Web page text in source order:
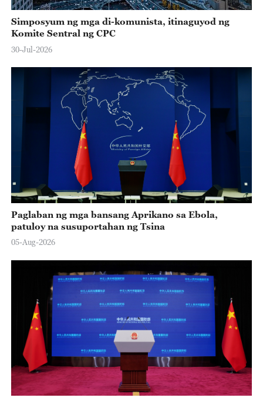
Simposyum ng mga di-komunista, itinaguyod ng
Komite Sentral ng CPC
30-Jul-2026
Paglaban ng mga bansang Aprikano sa Ebola,
patuloy na susuportahan ng Tsina
05-Aug-2026